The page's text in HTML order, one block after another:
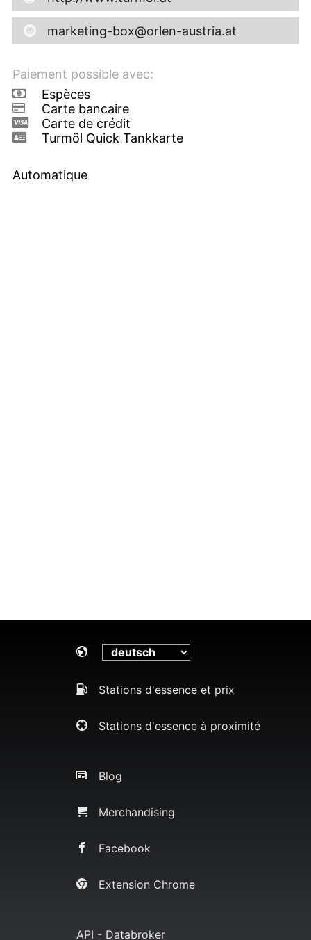
marketing-box@orlen-austria.at
Paiement possible avec:
Espèces
Carte bancaire
Carte de crédit
Turmöl Quick Tankkarte
Automatique
Stations d'essence et prix
Stations d'essence à proximité
Blog
Merchandising
Facebook
Extension Chrome
API - Databroker